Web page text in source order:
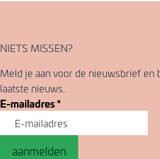
NIETS MISSEN?
Meld je aan voor de nieuwsbrief en
laatste nieuws.
E-mailadres*
aanmelden